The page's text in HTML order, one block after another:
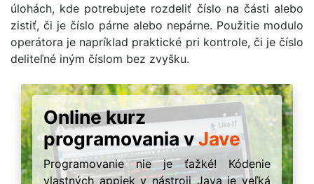
úlohách, kde potrebujete rozdeliť číslo na části alebo
zistiť, či je číslo párne alebo nepárne. Použitie modulo
operátora je napríklad praktické pri kontrole, či je číslo
deliteľné iným číslom bez zvyšku.
Online kurz
programovania vJave
Programovanie nie je ťažké! Kódenie
vlastných appiek v nástroji Java je veľká